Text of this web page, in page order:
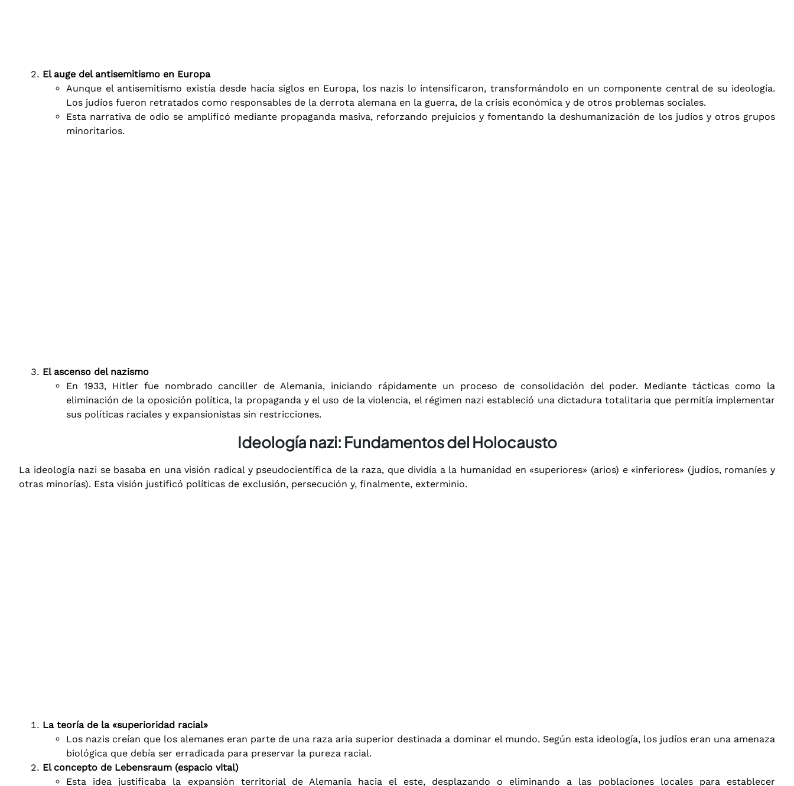
El auge del antisemitismo en Europa
Aunque el antisemitismo existía desde hacía siglos en Europa, los nazis lo intensificaron, transformándolo en un componente central de su ideología.
Los judíos fueron retratados como responsables de la derrota alemana en la guerra, de la crisis económica y de otros problemas sociales.
Esta narrativa de odio se amplificó mediante propaganda masiva, reforzando prejuicios y fomentando la deshumanización de los judíos y otros grupos
minoritarios.
El ascenso del nazismo
En 1933, Hitler fue nombrado canciller de Alemania, iniciando rápidamente un proceso de consolidación del poder. Mediante tácticas como la
eliminación de la oposición política, la propaganda y el uso de la violencia, el régimen nazi estableció una dictadura totalitaria que permitía implementar
sus políticas raciales y expansionistas sin restricciones.
Ideología nazi: Fundamentos del Holocausto
La ideología nazi se basaba en una visión radical y pseudocientífica de la raza, que dividía a la humanidad en «superiores» (arios) e «inferiores» (judíos, romaníes y
otras minorías). Esta visión justificó políticas de exclusión, persecución y, finalmente, exterminio.
La teoría de la «superioridad racial»
Los nazis creían que los alemanes eran parte de una raza aria superior destinada a dominar el mundo. Según esta ideología, los judíos eran una amenaza
biológica que debía ser erradicada para preservar la pureza racial.
El concepto de Lebensraum (espacio vital)
Esta idea justificaba la expansión territorial de Alemania hacia el este, desplazando o eliminando a las poblaciones locales para establecer